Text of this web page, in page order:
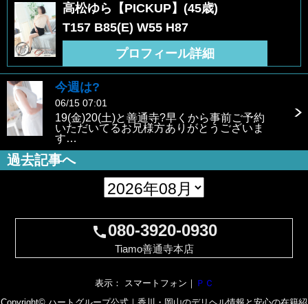
高松ゆら【PICKUP】(45歳)
T157 B85(E) W55 H87
プロフィール詳細
今週は?
06/15 07:01
19(金)20(土)と善通寺?早くから事前ご予約
いただいてるお兄様方ありがとうございま
す…
過去記事へ
call080-3920-0930
Tiamo善通寺本店
表示： スマートフォン｜ ＰＣ